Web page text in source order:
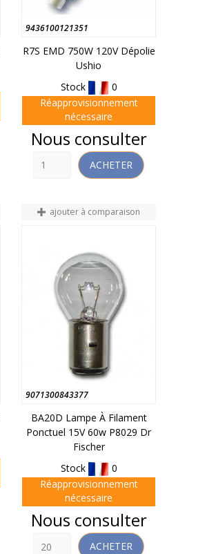
9436100121351
R7S EMD 750W 120V Dépolie
Ushio
Stock
0
Réapprovisionnement
nécessaire
Prix
Nous consulter
ACHETER
ajouter à comparaison
9071300843377
BA20D Lampe À Filament
Ponctuel 15V 60w P8029 Dr
Fischer
Stock
0
Réapprovisionnement
nécessaire
Prix
Nous consulter
ACHETER